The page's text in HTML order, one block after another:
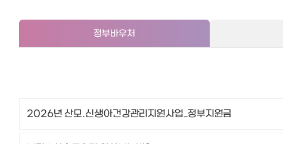
정부바우처
2026년 산모.신생아건강관리지원사업_정부지원금